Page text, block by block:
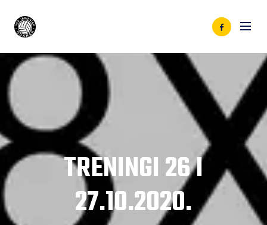
TRENINGI 26 I
27.10.2020.